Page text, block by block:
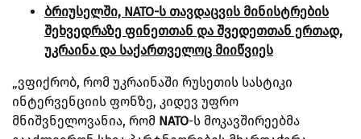
ბრიუსელში, NATO-ს თავდაცვის მინისტრების
შეხვედრაზე ფინეთთან და შვედეთთან ერთად,
უკრაინა და საქართველოც მიიწვიეს
„ვფიქრობ, რომ უკრაინაში რუსეთის სასტიკი
ინტერვენციის ფონზე, კიდევ უფრო
მნიშვნელოვანია, რომ NATO-ს მოკავშირეებმა